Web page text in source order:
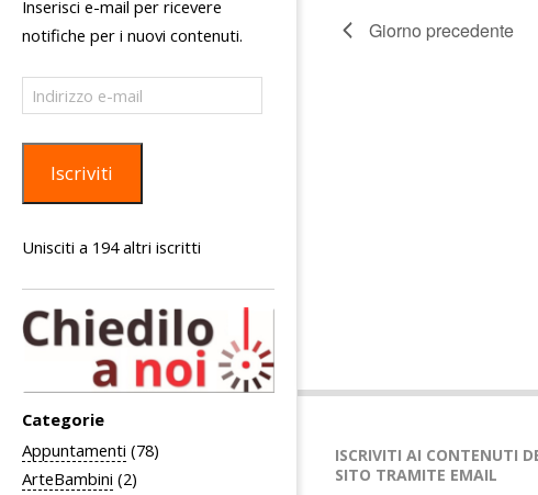
Inserisci e-mail per ricevere
notifiche per i nuovi contenuti.
Indirizzo
e-
Iscriviti
Unisciti a 194 altri iscritti
Categorie
Appuntamenti (78)
ArteBambini (2)
c
N
v
Giorno precedente
ISCRIVITI AI CONTENUTI
SITO TRAMITE EMAIL